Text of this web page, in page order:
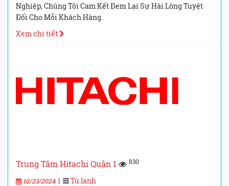
Nghiệp, Chúng Tôi Cam Kết Đem Lại Sự Hài Lòng Tuyệt
Đối Cho Mỗi Khách Hàng.
Xem chi tiết
Trung Tâm Hitachi Quận 1 830
10/23/2024|
Tủ lạnh